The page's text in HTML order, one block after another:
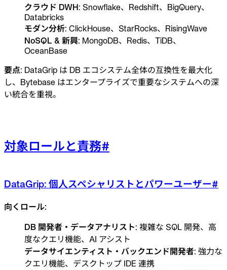
クラウド DWH: Snowflake、Redshift、BigQuery、
Databricks
モダン分析: ClickHouse、StarRocks、RisingWave
NoSQL & 新興: MongoDB、Redis、TiDB、
OceanBase
要点: DataGrip は DB エコシステム全体の互換性を最大化
し、Bytebase はエンタープライズで重要なシステムへの深
い統合を重視。
対象ロールと責務#
DataGrip: 個人スペシャリストとパワーユーザー#
向くロール:
DB 開発者・データアナリスト: 複雑な SQL 開発、高
度なクエリ機能、AI アシスト
データサイエンティスト・バックエンド開発者: 強力な
クエリ機能、デスクトップ IDE 連携